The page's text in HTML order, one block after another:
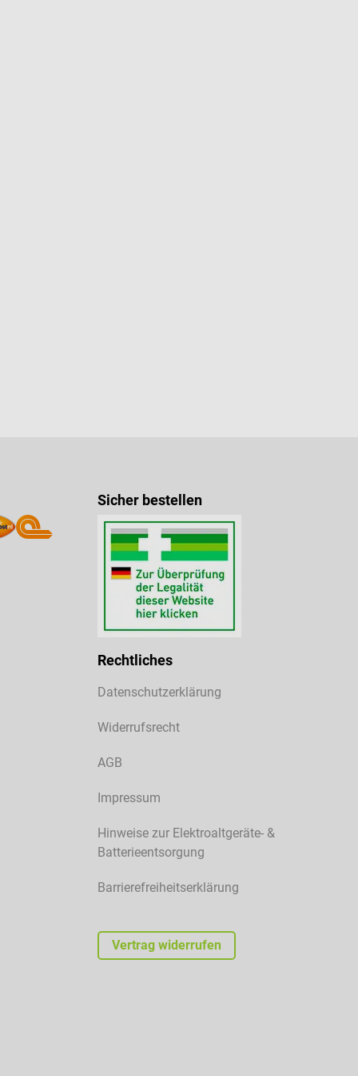
Sicher bestellen
Rechtliches
Datenschutzerklärung
Widerrufsrecht
AGB
Impressum
Hinweise zur Elektroaltgeräte- &
Batterieentsorgung
Barrierefreiheitserklärung
Vertrag widerrufen